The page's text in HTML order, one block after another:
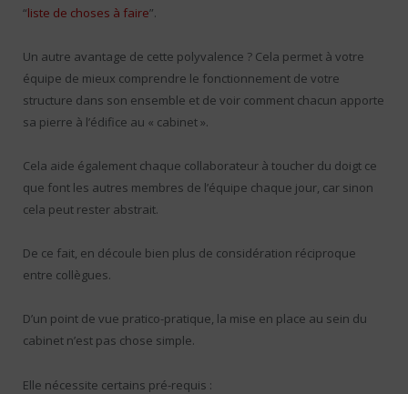
“liste de choses à faire”.
Un autre avantage de cette polyvalence ? Cela permet à votre
équipe de mieux comprendre le fonctionnement de votre
structure dans son ensemble et de voir comment chacun apporte
sa pierre à l’édifice au « cabinet ».
Cela aide également chaque collaborateur à toucher du doigt ce
que font les autres membres de l’équipe chaque jour, car sinon
cela peut rester abstrait.
De ce fait, en découle bien plus de considération réciproque
entre collègues.
D’un point de vue pratico-pratique, la mise en place au sein du
cabinet n’est pas chose simple.
Elle nécessite certains pré-requis :